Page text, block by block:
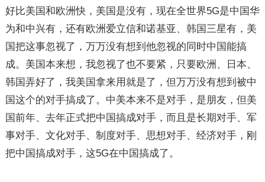
好比美国和欧洲快，美国是没有，现在全世界5G是中国华
为和中兴有，还有欧洲爱立信和诺基亚、韩国三星有，美
国把这事忽视了，万万没有想到他忽视的同时中国能搞
成。美国本来想，我忽视了也不要紧，只要欧洲、日本、
韩国弄好了，我美国拿来用就是了，但万万没有想到被中
国这个的对手搞成了。中美本来不是对手，是朋友，但美
国前年、去年正式把中国搞成对手，而且是长期对手、军
事对手、文化对手、制度对手、思想对手、经济对手，刚
把中国搞成对手，这5G在中国搞成了。